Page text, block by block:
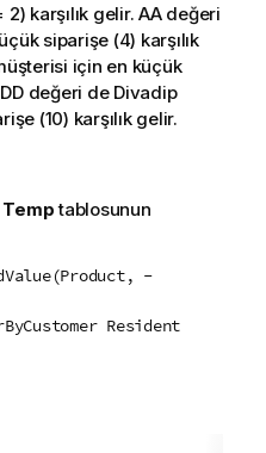
karşılık gelir. AAdeğeri
siparişe (4) karşılık
için en küçük
DDdeğeri de Divadip
(10) karşılık gelir.
Temptablosunun
-
Resident